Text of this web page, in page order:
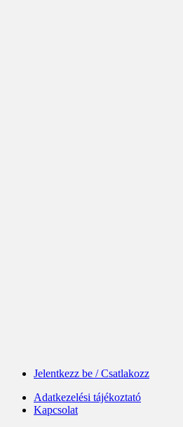
Jelentkezz be / Csatlakozz
Adatkezelési tájékoztató
Kapcsolat